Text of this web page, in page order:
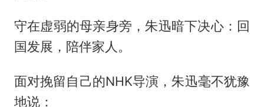
守在虚弱的母亲身旁，朱迅暗下决心：回
国发展，陪伴家人。
面对挽留自己的NHK导演，朱迅毫不犹豫
地说：